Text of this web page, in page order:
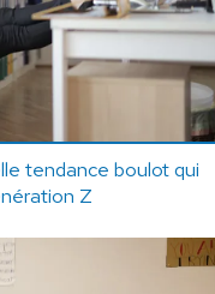
tendance boulot qui
Z